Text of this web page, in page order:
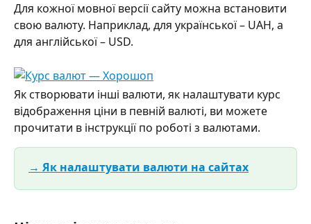
Для кожної мовної версії сайту можна встановити
свою валюту. Наприклад, для української – UAH, а
для англійської – USD.
Як створювати інші валюти, як налаштувати курс
відображення ціни в певній валюті, ви можете
прочитати в інструкції по роботі з валютами.
→ Як налаштувати валюти на сайтах